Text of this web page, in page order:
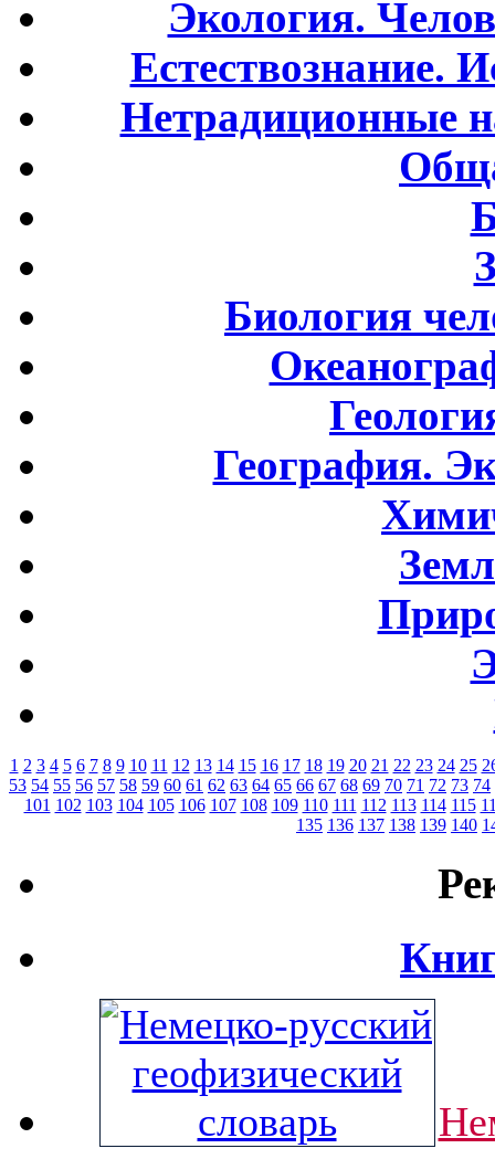
Экология.
Естествознание.
Нетрадиционные
Биология
География.
1 2 3 4 5 6 7 8 9 10 11 12 13 14 15 16 17 18 19 20 21 22 23 24 25
53 54 55 56 57 58 59 60 61 62 63 64 65 66 67 68 69 70 71 72 73 74
101 102 103 104 105 106 107 108 109 110 111 112 113 114 115
135 136 137 138 139 140